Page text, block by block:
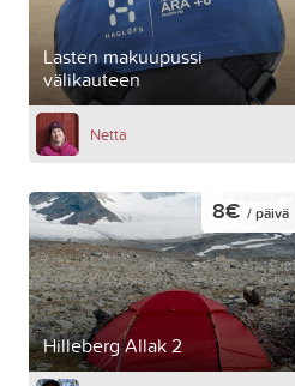
Lasten makuupussi
välikauteen
Netta
Hilleberg Allak 2
8€ / päivä